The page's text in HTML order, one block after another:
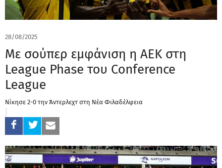
28/08/2025
Με σούπερ εμφάνιση η ΑΕΚ στη
League Phase του Conference
League
Νίκησε 2-0 την Άντερλεχτ στη Νέα Φιλαδέλφεια